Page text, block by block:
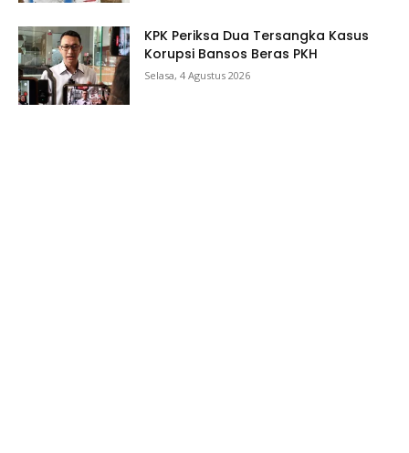
KPK Periksa Dua Tersangka Kasus
Korupsi Bansos Beras PKH
Selasa, 4 Agustus 2026